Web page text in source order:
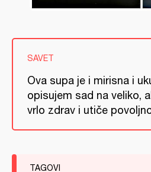
SAVET
Ova supa je i mirisna i
opisujem sad na veliko,
vrlo zdrav i utiče
TAGOVI